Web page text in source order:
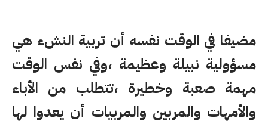
مضيفا في الوقت نفسه أن تربية النشء هي
مسؤولية نبيلة وعظيمة ،وفي نفس الوقت
مهمة صعبة وخطيرة ،تتطلب من الأباء
والأمهات والمربين والمربيات أن يعدوا لها